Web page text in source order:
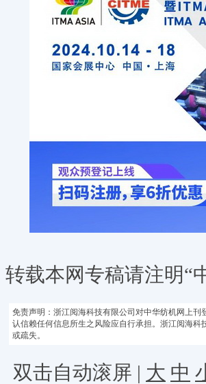
转载本网专稿请注明“
免责声明：浙江阅海科技有限公司对中华纺机网上
认信赖任何信息所生之风险应自行承担。浙江阅海
或疏失。
双击自动滚屏 | 大 中